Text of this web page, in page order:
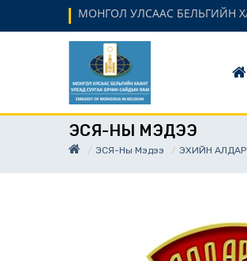
МОНГОЛ УЛСААС БЕЛЬГИЙН
ЭСЯ-НЫ МЭДЭЭ
ЭСЯ-Ны Мэдээ ЭХИЙН АЛДАР